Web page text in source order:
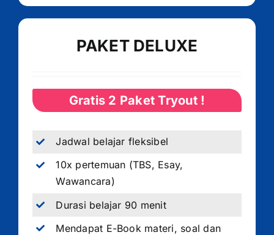
PAKET DELUXE
Gratis 2 Paket Tryout !
Jadwal belajar fleksibel
10x pertemuan (TBS, Esay,
Wawancara)
Durasi belajar 90 menit
Mendapat E-Book materi, soal dan